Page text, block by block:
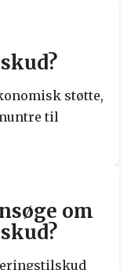
støtte,
til
om